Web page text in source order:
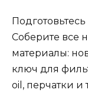
Соберите все
материалы:
ключ для
oil, перчатки и